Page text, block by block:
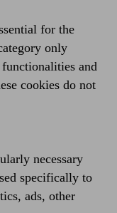
for the
only
and
cookies do not
necessary
specifically to
ads, other